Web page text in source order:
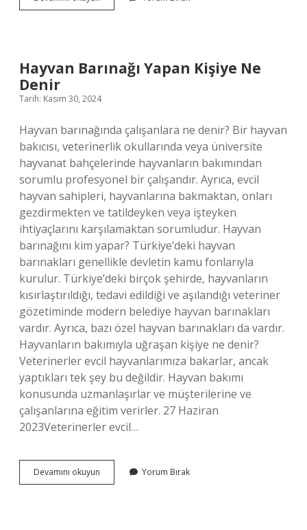
Kaç
Hayvan Barınağı Yapan Kişiye Ne
Denir
Tarih: Kasım 30, 2024
Hayvan barınağında çalışanlara ne denir? Bir hayvan
bakıcısı, veterinerlik okullarında veya üniversite
hayvanat bahçelerinde hayvanların bakımından
sorumlu profesyonel bir çalışandır. Ayrıca, evcil
hayvan sahipleri, hayvanlarına bakmaktan, onları
gezdirmekten ve tatildeyken veya işteyken
ihtiyaçlarını karşılamaktan sorumludur. Hayvan
barınağını kim yapar? Türkiye’deki hayvan
barınakları genellikle devletin kamu fonlarıyla
kurulur. Türkiye’deki birçok şehirde, hayvanların
kısırlaştırıldığı, tedavi edildiği ve aşılandığı veteriner
gözetiminde modern belediye hayvan barınakları
vardır. Ayrıca, bazı özel hayvan barınakları da vardır.
Hayvanların bakımıyla uğraşan kişiye ne denir?
Veterinerler evcil hayvanlarımıza bakarlar, ancak
yaptıkları tek şey bu değildir. Hayvan bakımı
konusunda uzmanlaşırlar ve müşterilerine ve
çalışanlarına eğitim verirler. 27 Haziran
2023Veterinerler evcil…
Devamını okuyun
Barınağı
Yorum Bırak